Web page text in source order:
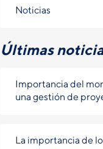
Noticias
Últimas
Importancia del
una gestión de
La importancia de